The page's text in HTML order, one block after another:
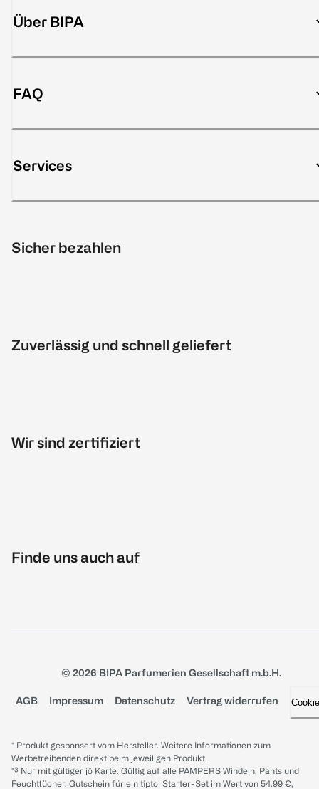
Über BIPA
FAQ
Services
Sicher bezahlen
Zuverlässig und schnell geliefert
Wir sind zertifiziert
Finde uns auch auf
© 2026 BIPA Parfumerien Gesellschaft m.b.H.
AGB Impressum Datenschutz Vertrag widerrufen
* Produkt gesponsert vom Hersteller. Weitere Informationen zum
Werbetreibenden direkt beim jeweiligen Produkt.
*³ Nur mit gültiger jö Karte. Gültig auf alle PAMPERS Windeln, Pants und
Feuchttücher. Gutschein für ein tiptoi Starter-Set im Wert von 54.99 €,